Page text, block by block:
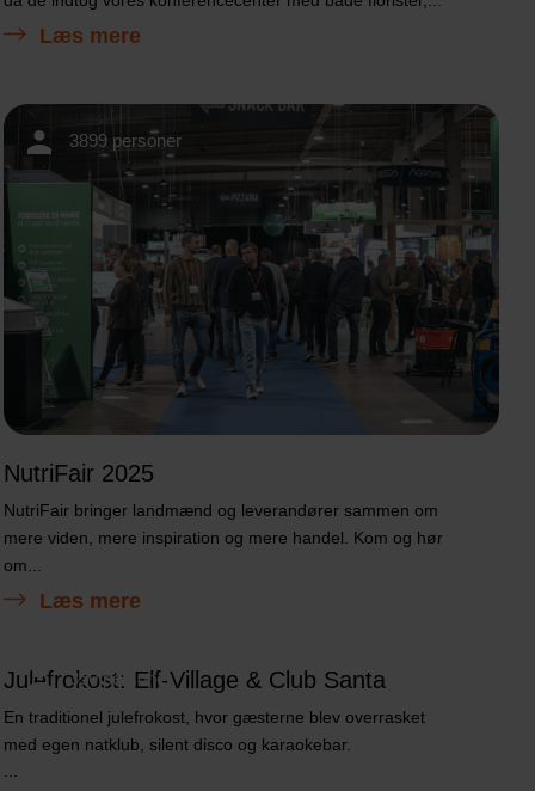
Læs mere
3899 personer
NutriFair 2025
NutriFair bringer landmænd og leverandører sammen om
mere viden, mere inspiration og mere handel. Kom og hør
om...
Læs mere
350 personer
Julefrokost: Elf-Village & Club Santa
En traditionel julefrokost, hvor gæsterne blev overrasket
med egen natklub, silent disco og karaokebar.